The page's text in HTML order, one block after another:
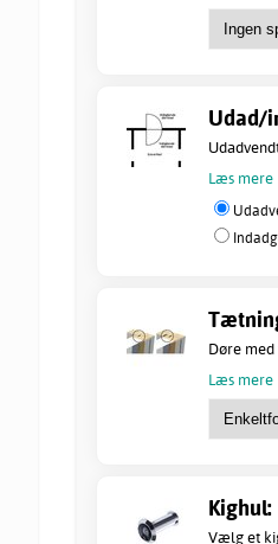
Udad/
Læs mere
Døre med
Læs mere
Kighul:
Vælg et